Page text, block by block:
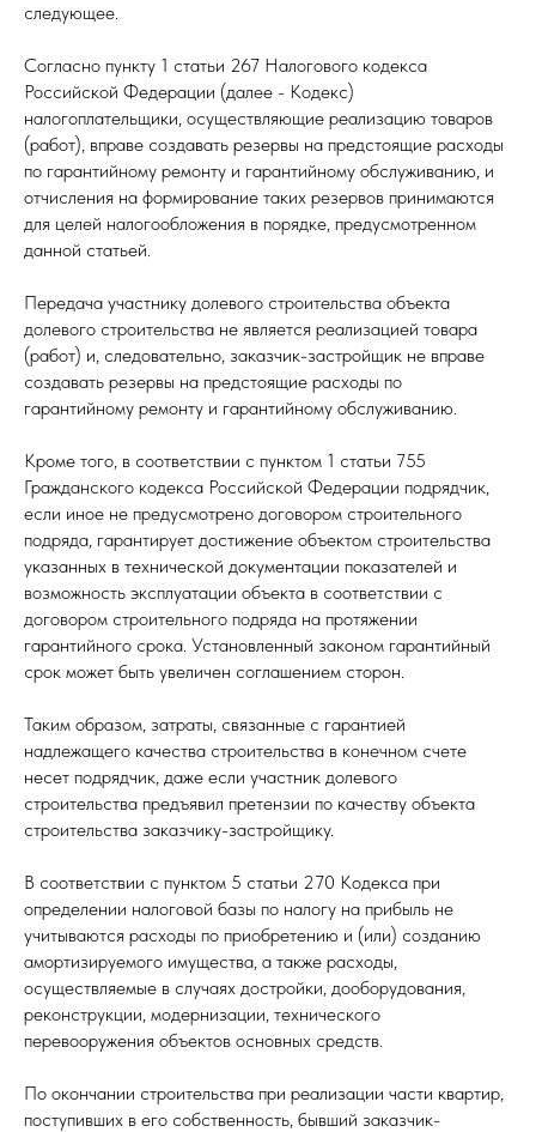
следующее.
Согласно пункту 1 статьи 267 Налогового кодекса
Российской Федерации (далее - Кодекс)
налогоплательщики, осуществляющие реализацию товаров
(работ), вправе создавать резервы на предстоящие расходы
по гарантийному ремонту и гарантийному обслуживанию, и
отчисления на формирование таких резервов принимаются
для целей налогообложения в порядке, предусмотренном
данной статьей.
Передача участнику долевого строительства объекта
долевого строительства не является реализацией товара
(работ) и, следовательно, заказчик-застройщик не вправе
создавать резервы на предстоящие расходы по
гарантийному ремонту и гарантийному обслуживанию.
Кроме того, в соответствии с пунктом 1 статьи 755
Гражданского кодекса Российской Федерации подрядчик,
если иное не предусмотрено договором строительного
подряда, гарантирует достижение объектом строительства
указанных в технической документации показателей и
возможность эксплуатации объекта в соответствии с
договором строительного подряда на протяжении
гарантийного срока. Установленный законом гарантийный
срок может быть увеличен соглашением сторон.
Таким образом, затраты, связанные с гарантией
надлежащего качества строительства в конечном счете
несет подрядчик, даже если участник долевого
строительства предъявил претензии по качеству объекта
строительства заказчику-застройщику.
В соответствии с пунктом 5 статьи 270 Кодекса при
определении налоговой базы по налогу на прибыль не
учитываются расходы по приобретению и (или) созданию
амортизируемого имущества, а также расходы,
осуществляемые в случаях достройки, дооборудования,
реконструкции, модернизации, технического
перевооружения объектов основных средств.
По окончании строительства при реализации части квартир,
поступивших в его собственность, бывший заказчик-